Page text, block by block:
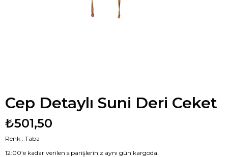
Cep Detaylı Suni Deri Ceket
₺501,50
Renk : Taba
12:00‘e kadar verilen siparişleriniz aynı gün kargoda.